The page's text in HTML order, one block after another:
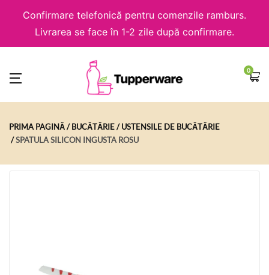
Confirmare telefonică pentru comenzile ramburs.
Livrarea se face în 1-2 zile după confirmare.
0
PRIMA PAGINĂ BUCĂTĂRIE
USTENSILE DE BUCĂTĂRIE
SPATULA SILICON INGUSTA ROSU